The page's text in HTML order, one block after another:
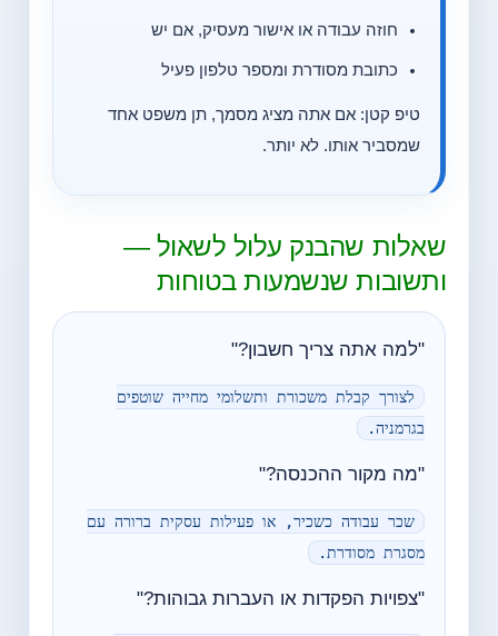
חוזה עבודה או אישור מעסיק, אם יש
כתובת מסודרת ומספר טלפון פעיל
טיפ קטן: אם אתה מציג מסמך, תן משפט אחד
שמסביר אותו. לא יותר.
שאלות שהבנק עלול לשאול —
ותשובות שנשמעות בטוחות
"למה אתה צריך חשבון?"
לצורך קבלת משכורת ותשלומי מחייה שוטפים
בגרמניה.
"מה מקור ההכנסה?"
שכר עבודה כשכיר, או פעילות עסקית ברורה עם
מסגרת מסודרת.
"צפויות הפקדות או העברות גבוהות?"